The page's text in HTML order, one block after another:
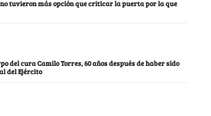
no tuvieron más opción que criticar la puerta por la que
del cura Camilo Torres, 60 años después de haber sido
del Ejército